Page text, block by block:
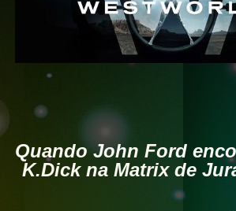
Quando John Ford
K.Dick na Matrix de